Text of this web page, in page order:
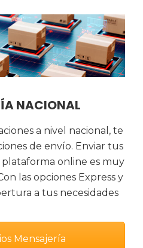
NACIONAL
a nivel nacional, te
de envío. Enviar tus
online es muy
las opciones Express y
a tus necesidades
Mensajería